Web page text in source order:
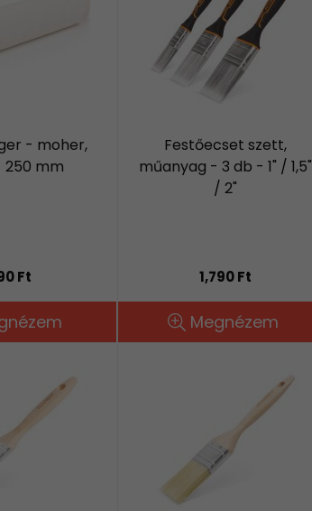
- moher,
250 mm
Ft
Festőecset szett,
műanyag - 3 db - 1" / 1,5"
/ 2"
1,790 Ft
Megnézem